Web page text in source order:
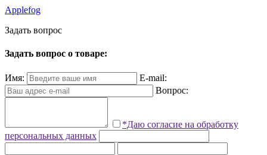
Applefog
Задать вопрос
Задать вопрос о товаре:
Имя:
E-mail:
Вопрос:
*Даю согласие на обработку
персональных данных